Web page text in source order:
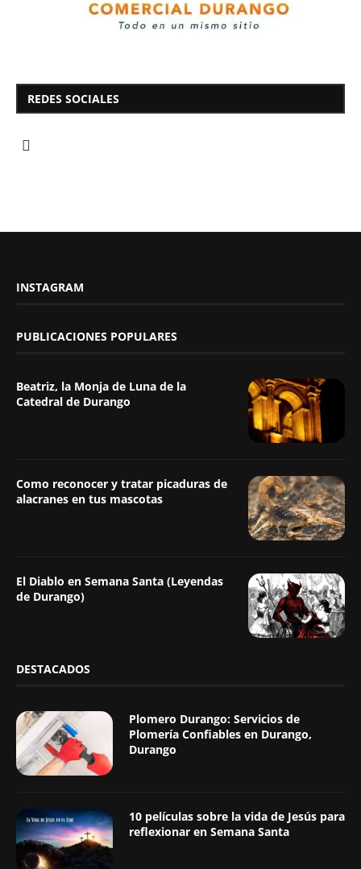
REDES SOCIALES
INSTAGRAM
PUBLICACIONES POPULARES
Beatriz, la Monja de Luna de la
Catedral de Durango
Como reconocer y tratar picaduras de
alacranes en tus mascotas
El Diablo en Semana Santa (Leyendas
de Durango)
DESTACADOS
Plomero Durango: Servicios de
Plomería Confiables en Durango,
Durango
10 películas sobre la vida de Jesús para
reflexionar en Semana Santa